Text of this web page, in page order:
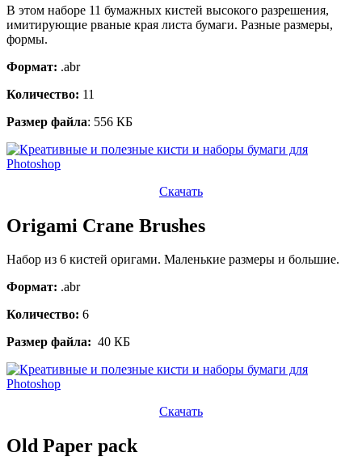
В этом наборе 11 бумажных кистей высокого разрешения,
имитирующие рваные края листа бумаги. Разные размеры,
формы.
Формат: .abr
Количество: 11
Размер файла: 556 КБ
Скачать
Origami Crane Brushes
Набор из 6 кистей оригами. Маленькие размеры и большие.
Формат: .abr
Количество: 6
Размер файла: 40 КБ
Скачать
Old Paper pack